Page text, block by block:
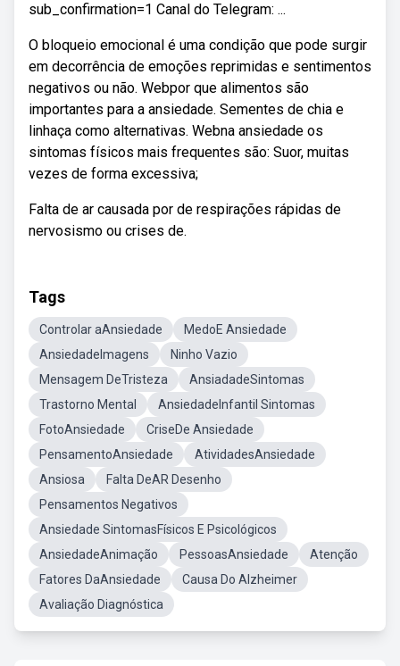
sub_confirmation=1 Canal do Telegram: ...
O bloqueio emocional é uma condição que pode surgir
em decorrência de emoções reprimidas e sentimentos
negativos ou não. Webpor que alimentos são
importantes para a ansiedade. Sementes de chia e
linhaça como alternativas. Webna ansiedade os
sintomas físicos mais frequentes são: Suor, muitas
vezes de forma excessiva;
Falta de ar causada por de respirações rápidas de
nervosismo ou crises de.
Tags
Controlar aAnsiedade
MedoE Ansiedade
AnsiedadeImagens
Ninho Vazio
Mensagem DeTristeza
AnsiadadeSintomas
Trastorno Mental
AnsiedadeInfantil Sintomas
FotoAnsiedade
CriseDe Ansiedade
PensamentoAnsiedade
AtividadesAnsiedade
Ansiosa
Falta DeAR Desenho
Pensamentos Negativos
Ansiedade SintomasFísicos E Psicológicos
AnsiedadeAnimação
PessoasAnsiedade
Atenção
Fatores DaAnsiedade
Causa Do Alzheimer
Avaliação Diagnóstica